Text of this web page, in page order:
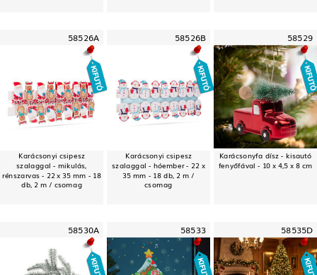
58526A
Karácsonyi csipesz
szalaggal - mikulás,
rénszarvas - 22 x 35 mm - 18
db, 2 m / csomag
58526B
Karácsonyi csipesz
szalaggal - hóember - 22 x
35 mm - 18 db, 2 m /
csomag
58529
Karácsonyfa dísz - kisautó
fenyőfával - 10 x 4,5 x 8 cm
58530A 58533 58535D